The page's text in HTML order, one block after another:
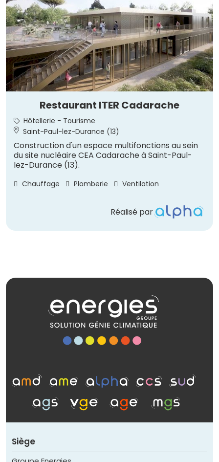
Restaurant ITER Cadarache
Hôtellerie - Tourisme
Saint-Paul-lez-Durance (13)
Construction d'un espace multifonctions au sein
du site nucléaire CEA Cadarache à Saint-Paul-
lez-Durance (13).
Chauffage Plomberie Ventilation
Réalisé par
Siège